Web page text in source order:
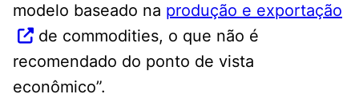
modelo baseado na produção e exportação
de commodities, o que não é
recomendado do ponto de vista
econômico”.